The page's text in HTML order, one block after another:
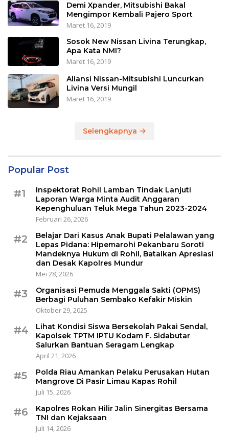
Demi Xpander, Mitsubishi Bakal
Mengimpor Kembali Pajero Sport
Maret 16, 2019
Sosok New Nissan Livina Terungkap,
Apa Kata NMI?
Maret 16, 2019
Aliansi Nissan-Mitsubishi Luncurkan
Livina Versi Mungil
Maret 16, 2019
Selengkapnya
Popular Post
#1
Inspektorat Rohil Lamban Tindak Lanjuti
Laporan Warga Minta Audit Anggaran
Kepenghuluan Teluk Mega Tahun 2023-2024
Februari 26, 2026
#2
Belajar Dari Kasus Anak Bupati Pelalawan yang
Lepas Pidana: Hipemarohi Pekanbaru Soroti
Mandeknya Hukum di Rohil, Batalkan Apresiasi
dan Desak Kapolres Mundur
Mei 28, 2026
#3
Organisasi Pemuda Menggala Sakti (OPMS)
Berbagi Puluhan Sembako Kefakir Miskin
Oktober 29, 2025
#4
Lihat Kondisi Siswa Bersekolah Pakai Sendal,
Kapolsek TPTM IPTU Kodam F. Sidabutar
Salurkan Bantuan Seragam Lengkap
April 21, 2026
#5
Polda Riau Amankan Pelaku Perusakan Hutan
Mangrove Di Pasir Limau Kapas Rohil
Juli 15, 2026
#6
Kapolres Rokan Hilir Jalin Sinergitas Bersama
TNI dan Kejaksaan
Juli 14, 2026